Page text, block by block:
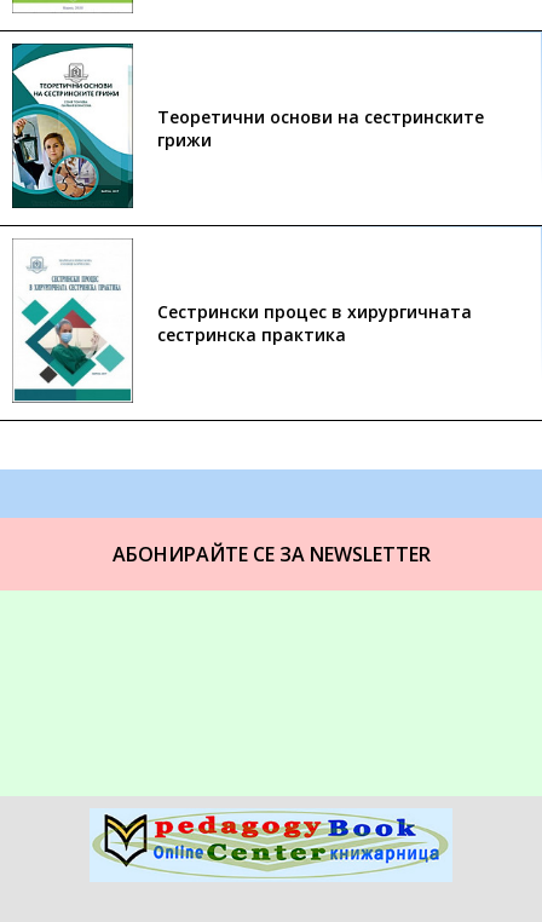
Теоретични основи на сестринските
грижи
Сестрински процес в хирургичната
сестринска практика
АБОНИРАЙТЕ СЕ ЗА NEWSLETTER